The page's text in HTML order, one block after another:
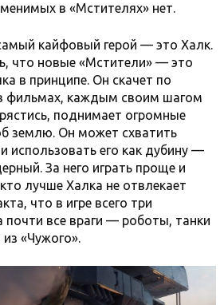
в «Мстителях» нет.
кайфовый герой — это Халк.
что новые «Мстители» — это
в принципе. Он скачет по
фильмах, каждым своим шагом
поднимает огромные
землю. Он может схватить
использовать его как дубину —
За него играть проще и
лучше Халка не отвлекает
что в игре всего три
почти все враги — роботы, танки
из «Чужого».